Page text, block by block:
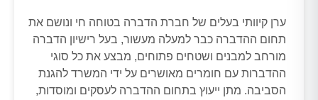
ערן קיוותי בעלים של חברת הדברה בטוחה חי ונושם את
תחום ההדברה כבר למעלה מעשור, בעל רישיון הדברה
מורחב למבנים ושטחים פתוחים, מבצע את כל סוגי
ההדברות עם חומרים מאושרים על ידי המשרד להגנת
הסביבה. מתן ייעוץ בתחום ההדברה לעסקים ומוסדות,